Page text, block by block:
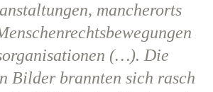
mancherorts
(…). Die
Bilder brannten sich rasch